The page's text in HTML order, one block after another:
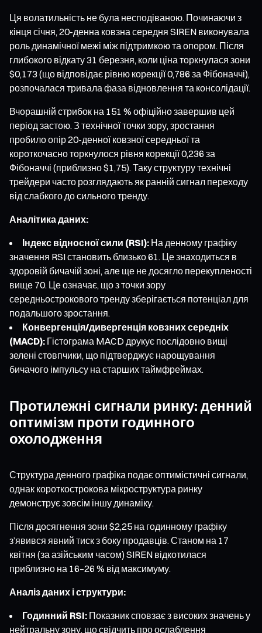
Ця волатильність не була несподіваною. Починаючи з
кінця січня, 20-денна ковзна середня SIREN виконувала
роль динамічної межі між підтримкою та опором. Після
глибокого відкату 31 березня, коли ціна торкнулася зони
$0,173 (що відповідає рівню корекції 0,786 за Фібоначчі),
розпочалася тривала фаза відновлення та консолідації.
Вчорашній стрибок на 151 % офіційно завершив цей
період застою. З технічної точки зору, зростання
пробило опір 20-денної ковзної середньої та
короткочасно торкнулося рівня корекції 0,236 за
Фібоначчі (приблизно $1,75). Таку структуру технічні
трейдери часто розглядають як ранній сигнал переходу
від слабкого до сильного тренду.
Аналітика даних:
Індекс відносної сили (RSI): На денному графіку
значення RSI становить близько 61. Це знаходиться в
здоровій бичачій зоні, але ще не досягло перекупленості
вище 70. Це означає, що з точки зору
середньострокового тренду зберігається потенціал для
подальшого зростання.
Конвергенція/дивергенція ковзних середніх
(MACD): Гістограма MACD друкує послідовно вищі
зелені стовпчики, що підтверджує нарощування
бичачого імпульсу на старших таймфреймах.
Протилежні сигнали ринку: денний
оптимізм проти годинного
охолодження
Структура денного графіка подає оптимістичні сигнали,
однак короткострокова мікроструктура ринку
демонструє зовсім іншу динаміку.
Після досягнення зони $2,25 на годинному графіку
з’явився явний тиск з боку продавців. Станом на 17
квітня (за азійським часом) SIREN відкотилася
приблизно на 16–26 % від максимуму.
Аналіз даних і структури:
Годинний RSI: Показник сповзає з високих значень у
нейтральну зону, що свідчить про ослаблення